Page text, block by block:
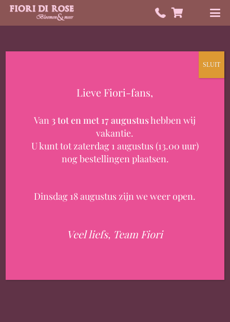
T/m 17 augustus gesloten.
Lieve Fiori-fans,
Van 3 tot en met 17 augustushebben wij
vakantie.
U kunt tot zaterdag 1 augustus (13.00 uur)
nog bestellingen plaatsen.
Dinsdag 18 augustus zijn we weer open.
Veel liefs, Team Fiori
SLUIT